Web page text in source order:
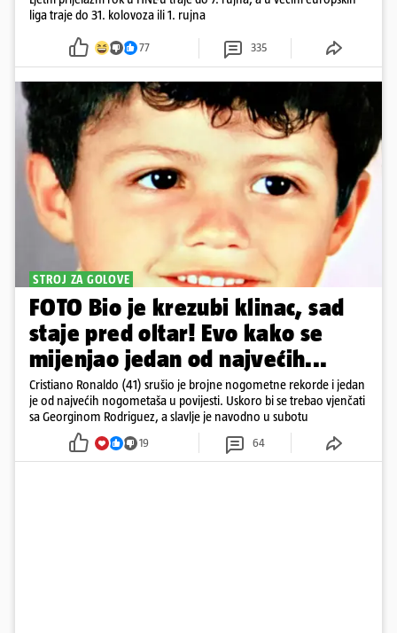
liga traje do 31. kolovoza ili 1. rujna
77 335
STROJ ZA GOLOVE
FOTO Bio je krezubi klinac, sad
staje pred oltar! Evo kako se
mijenjao jedan od najvećih...
Cristiano Ronaldo (41) srušio je brojne nogometne rekorde i jedan
je od najvećih nogometaša u povijesti. Uskoro bi se trebao vjenčati
sa Georginom Rodriguez, a slavlje je navodno u subotu
19 64